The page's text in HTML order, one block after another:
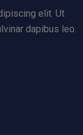
elit. Ut
dapibus leo.